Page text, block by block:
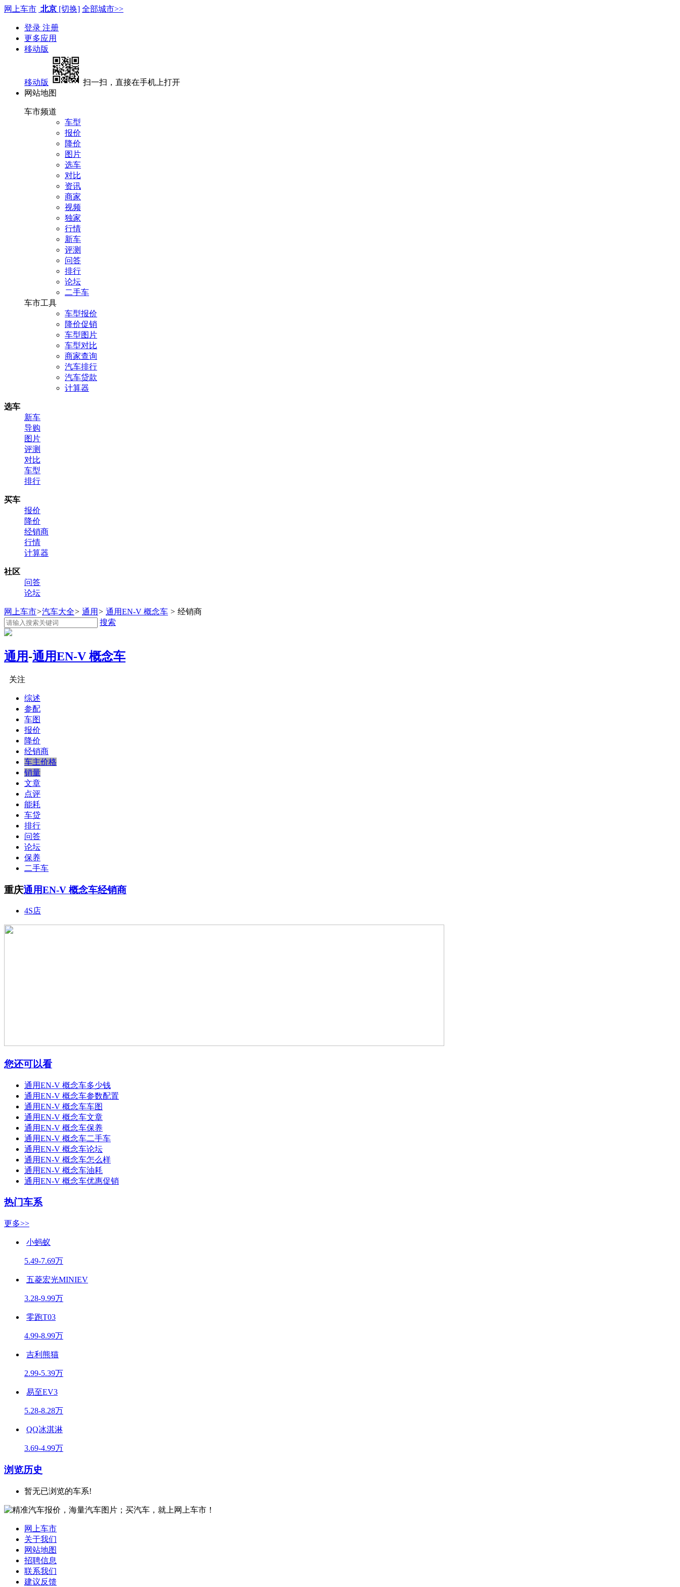
网上车市 北京 [切换] 全部城市>>
登录 注册
更多应用
移动版
移动版
扫一扫，直接在手机上打开
网站地图
车市频道
车型
报价
降价
图片
选车
对比
资讯
商家
视频
独家
行情
新车
评测
问答
排行
论坛
二手车
车市工具
车型报价
降价促销
车型图片
车型对比
商家查询
汽车排行
汽车贷款
计算器
选车
新车
导购
图片
评测
对比
车型
排行
买车
报价
降价
经销商
行情
计算器
社区
问答
论坛
网上车市>汽车大全> 通用 > 通用EN-V 概念车 > 经销商
搜索
通用-通用EN-V 概念车
关注
综述
参配
车图
报价
降价
经销商
车主价格
销量
文章
点评
能耗
车贷
排行
问答
论坛
保养
二手车
重庆通用EN-V 概念车经销商
4S店
您还可以看
通用EN-V 概念车多少钱
通用EN-V 概念车参数配置
通用EN-V 概念车车图
通用EN-V 概念车文章
通用EN-V 概念车保养
通用EN-V 概念车二手车
通用EN-V 概念车论坛
通用EN-V 概念车怎么样
通用EN-V 概念车油耗
通用EN-V 概念车优惠促销
热门车系
更多>>
小蚂蚁
5.49-7.69万
五菱宏光MINIEV
3.28-9.99万
零跑T03
4.99-8.99万
吉利熊猫
2.99-5.39万
易至EV3
5.28-8.28万
QQ冰淇淋
3.69-4.99万
浏览历史
暂无已浏览的车系!
网上车市
关于我们
网站地图
招聘信息
联系我们
建议反馈